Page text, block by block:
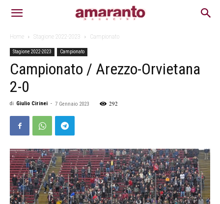
Home Stagione 2022-2023 Campionato
Stagione 2022-2023 Campionato
Campionato / Arezzo-Orvietana
2-0
di Giulio Cirinei - 7 Gennaio 2023 292